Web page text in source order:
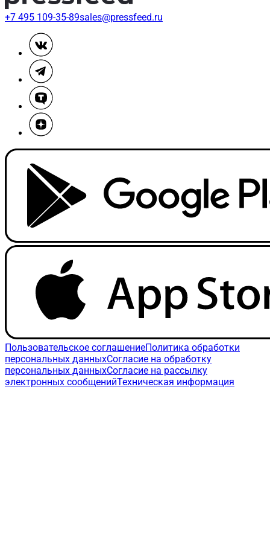
+7 495 109-35-89sales@pressfeed.ru
Пользовательское соглашениеПолитика обработки
персональных данныхСогласие на обработку
персональных данныхСогласие на рассылку
электронных сообщенийТехническая информация